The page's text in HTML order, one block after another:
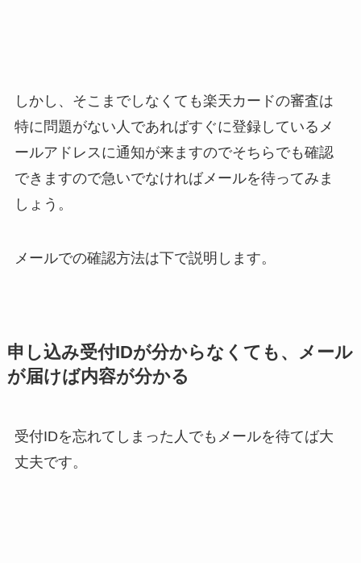
しかし、そこまでしなくても楽天カードの審査は
特に問題がない人であればすぐに登録しているメ
ールアドレスに通知が来ますのでそちらでも確認
できますので急いでなければメールを待ってみま
しょう。
メールでの確認方法は下で説明します。
申し込み受付IDが分からなくても、メール
が届けば内容が分かる
受付IDを忘れてしまった人でもメールを待てば大
丈夫です。